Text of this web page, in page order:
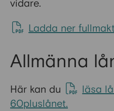
vidare.
Ladda ner
Allmänna
Här kan du
läsa
60pluslånet.